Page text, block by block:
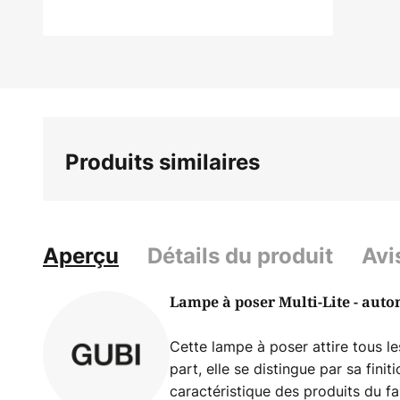
Produits similaires
Aperçu Détails du produit
Lampe à poser Multi-Lite -
Cette lampe à poser attire tous
part, elle se distingue par sa
caractéristique des produits du